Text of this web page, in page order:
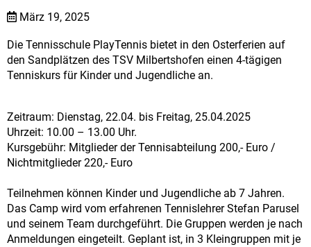
März 19, 2025
Die Tennisschule PlayTennis bietet in den Osterferien auf
den Sandplätzen des TSV Milbertshofen einen 4-tägigen
Tenniskurs für Kinder und Jugendliche an.
Zeitraum: Dienstag, 22.04. bis Freitag, 25.04.2025
Uhrzeit: 10.00 – 13.00 Uhr.
Kursgebühr: Mitglieder der Tennisabteilung 200,- Euro /
Nichtmitglieder 220,- Euro
Teilnehmen können Kinder und Jugendliche ab 7 Jahren.
Das Camp wird vom erfahrenen Tennislehrer Stefan Parusel
und seinem Team durchgeführt. Die Gruppen werden je nach
Anmeldungen eingeteilt. Geplant ist, in 3 Kleingruppen mit je